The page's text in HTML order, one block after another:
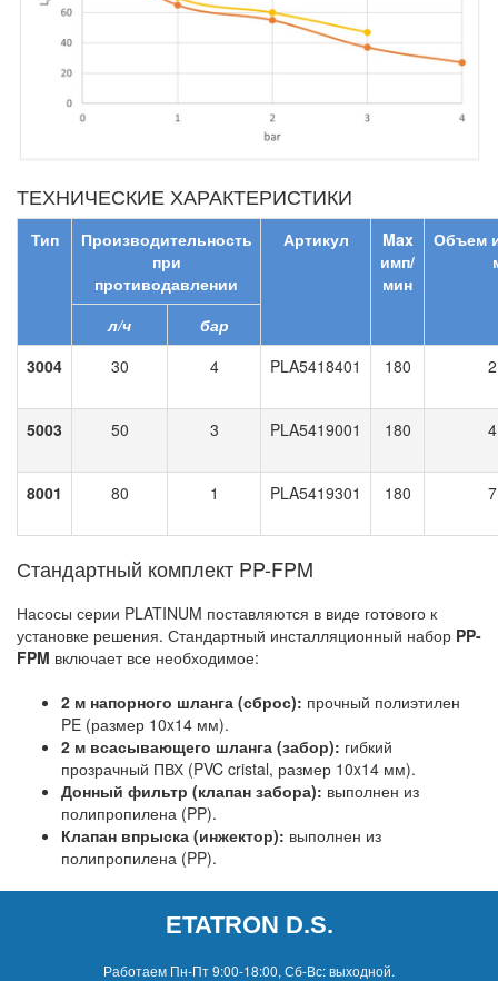
ТЕХНИЧЕСКИЕ ХАРАКТЕРИСТИКИ
Тип
Производительность
при
противодавлении
Артикул
Max
имп/
мин
Объем
л/ч
бар
3004
30 4 PLA5418401 180
5003 50 3 PLA5419001 180
8001 80 1 PLA5419301 180
Стандартный комплект PP-FPM
Насосы серии PLATINUM поставляются в виде готового к
установке решения. Стандартный инсталляционный набор PP-
FPM включает все необходимое:
2 м напорного шланга (сброс): прочный полиэтилен
PE (размер 10x14 мм).
2 м всасывающего шланга (забор): гибкий
прозрачный ПВХ (PVC cristal, размер 10x14 мм).
Донный фильтр (клапан забора): выполнен из
полипропилена (PP).
Клапан впрыска (инжектор): выполнен из
полипропилена (PP).
ETATRON D.S.
Работаем Пн-Пт 9:00-18:00, Сб-Вс: выходной.